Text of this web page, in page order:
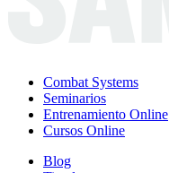
Combat Systems
Seminarios
Entrenamiento Online
Cursos Online
Blog